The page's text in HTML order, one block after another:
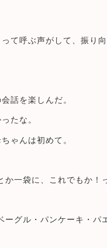
て呼ぶ声がして、振り
話を楽しんだ。
たな。
ゃんは初めて。
一袋に、これでもか！
グル・パンケーキ・パ